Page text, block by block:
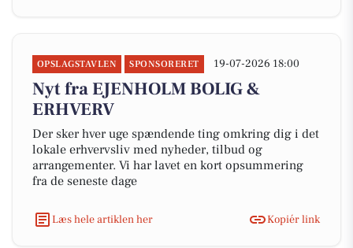
OPSLAGSTAVLEN SPONSORERET 19-07-2026 18:00
Nyt fra EJENHOLM BOLIG &
ERHVERV
Der sker hver uge spændende ting omkring dig i det
lokale erhvervsliv med nyheder, tilbud og
arrangementer. Vi har lavet en kort opsummering
fra de seneste dage
Læs hele artiklen her Kopiér link